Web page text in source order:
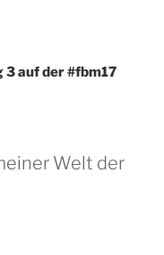
auf der #fbm17
Welt der